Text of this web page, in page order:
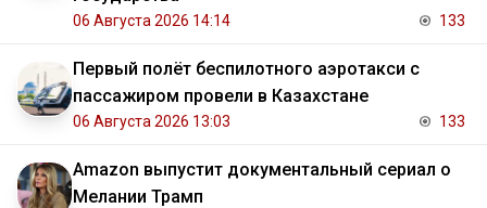
06 Августа 2026 14:14 133
Первый полёт беспилотного аэротакси с
пассажиром провели в Казахстане
06 Августа 2026 13:03 133
Amazon выпустит документальный сериал о
Мелании Трамп